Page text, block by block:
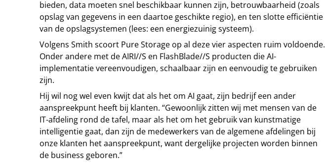
bieden, data moeten snel beschikbaar kunnen zijn, betrouwbaarheid (zoals
opslag van gegevens in een daartoe geschikte regio), en ten slotte efficiëntie
van de opslagsystemen (lees: een energiezuinig systeem).
Volgens Smith scoort Pure Storage op al deze vier aspecten ruim voldoende.
Onder andere met de AIRI//S en FlashBlade//S producten die AI-
implementatie vereenvoudigen, schaalbaar zijn en eenvoudig te gebruiken
zijn.
Hij wil nog wel even kwijt dat als het om AI gaat, zijn bedrijf een ander
aanspreekpunt heeft bij klanten. “Gewoonlijk zitten wij met mensen van de
IT-afdeling rond de tafel, maar als het om het gebruik van kunstmatige
intelligentie gaat, dan zijn de medewerkers van de algemene afdelingen bij
onze klanten het aanspreekpunt, want dergelijke projecten worden binnen
de business geboren.”